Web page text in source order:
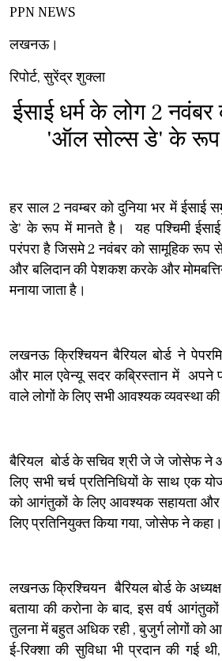
PPN NEWS
लखनऊ।
रिपोर्ट, सुरेंद्र शुक्ला
ईसाई धर्म के लोग 2 नवंबर
'ऑल सोल्स डे' के रूप
हर साल 2 नवम्बर को दुनिया भर में
डे' के रूप में मानते है। यह पश्चिमी ईसाई
परंपरा है जिसमे 2 नवंबर को सामूहिक रूप से
और बलिदान की पेशकश करके और
मनाया जाता है।
लखनऊ क्रिश्चियन बैरियल बोर्ड ने
और माल एवेन्यू सदर कब्रिस्तान में अपने
वाले लोगों के लिए सभी आवश्यक व्यवस्था
बैरियल बोर्ड के सचिव श्री जे जे जोसेफ ने
लिए सभी चर्च प्रतिनिधियों के साथ एक
को आगंतुकों के लिए आवश्यक सहायता और
लिए प्रतिनियुक्त किया गया, जोसेफ ने कहा।
लखनऊ क्रिश्चियन बैरियल बोर्ड के अध्यक्ष
बताया की करोना के बाद, इस वर्ष
तुलना में बहुत अधिक रही , बुजुर्ग लोगों
ई-रिक्शा की सुविधा भी प्रदान की गई